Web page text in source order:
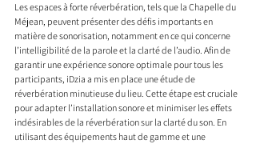
Les espaces à forte réverbération, tels que la Chapelle du
Méjean, peuvent présenter des défis importants en
matière de sonorisation, notamment en ce qui concerne
l’intelligibilité de la parole et la clarté de l’audio. Afin de
garantir une expérience sonore optimale pour tous les
participants, iDzia a mis en place une étude de
réverbération minutieuse du lieu. Cette étape est cruciale
pour adapter l’installation sonore et minimiser les effets
indésirables de la réverbération sur la clarté du son. En
utilisant des équipements haut de gamme et une